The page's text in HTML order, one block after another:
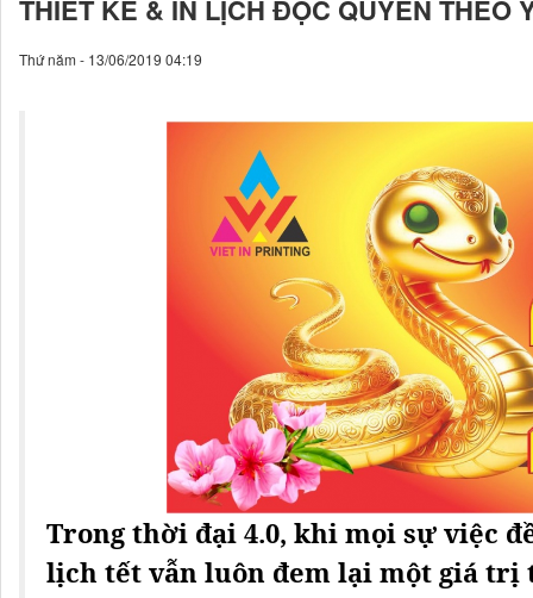
Trong thời đại 4.0, khi mọi sự việc
hiện nay là một nhu cầu không
cuốn lịch đẹp, ấn tượng trở thành
quà tri ân đối tác, khách hàng hay
lịch độc quyền
- Lịch để bàn
Lịch để bàn chữ A kích thước:
Lịch để bàn chữ M kích thước:
- Lịch treo tường
Kích thước lịch dạng nhỏ: 30x40cm
Kích thước lịch dạng thường:
Kích thước lịch dạng dài: 30x70cm